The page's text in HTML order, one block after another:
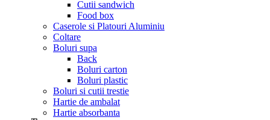
Cutii sandwich
Food box
Caserole si Platouri Aluminiu
Coltare
Boluri supa
Back
Boluri carton
Boluri plastic
Boluri si cutii trestie
Hartie de ambalat
Hartie absorbanta